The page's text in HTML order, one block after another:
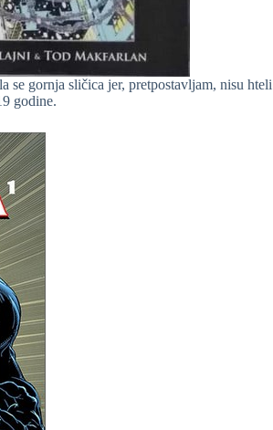
se gornja sličica jer, pretpostavljam, nisu hteli
godine.